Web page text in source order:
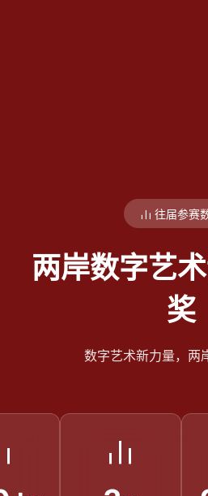
往届参赛
两岸数字艺
奖
数字艺术新力量，两